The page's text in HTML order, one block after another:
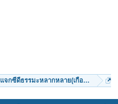
แจกซีดีธรรมะหลากหลาย(เกือบ100รายก